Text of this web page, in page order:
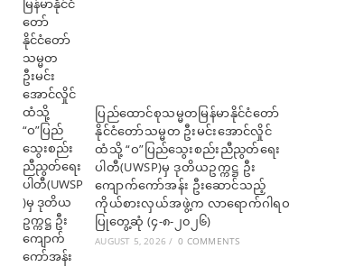
ပြည်ထောင်စုသမ္မတမြန်မာနိုင်ငံတော်
နိုင်ငံတော်သမ္မတ ဦးမင်းအောင်လှိုင်
ထံသို့ “ဝ”ပြည်သွေးစည်းညီညွတ်ရေး
ပါတီ(UWSP)မှ ဒုတိယဥက္ကဋ္ဌ ဦး
ကျောက်ကော်အန်း ဦးဆောင်သည့်
ကိုယ်စားလှယ်အဖွဲ့က လာရောက်ဂါရဝ
ပြုတွေ့ဆုံ (၄-၈-၂၀၂၆)
AUGUST 5, 2026 / 0 COMMENTS